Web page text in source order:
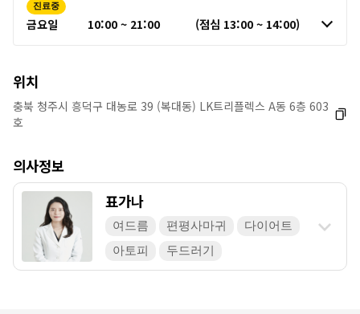
진료중
금요일 10:00 ~ 21:00 (점심 13:00 ~ 14:00)
위치
충북 청주시 흥덕구 대농로 39 (복대동) LK트리플렉스 A동 6층 603
호
의사정보
표가나
여드름 편평사마귀
다이어트
아토피
두드러기